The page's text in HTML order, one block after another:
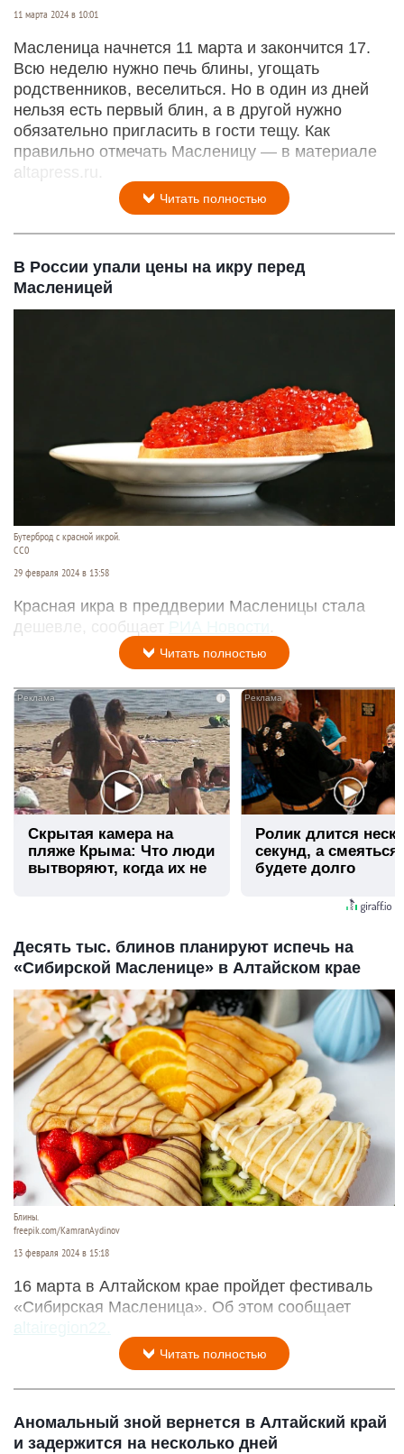
11 марта 2024 в 10:01
Масленица начнется 11 марта и закончится 17.
Всю неделю нужно печь блины, угощать
родственников, веселиться. Но в один из дней
нельзя есть первый блин, а в другой нужно
обязательно пригласить в гости тещу. Как
правильно отмечать Масленицу — в материале
altapress.ru.
Читать полностью
В России упали цены на икру перед
Масленицей
Бутерброд с красной икрой.
СС0
29 февраля 2024 в 13:58
Красная икра в преддверии Масленицы стала
дешевле, сообщает РИА Новости
Читать полностью
i
Скрытая камера на
пляже Крыма: Что люди
вытворяют, когда их не
Ролик длится
секунд, а
будете долго
Десять тыс. блинов планируют испечь на
«Сибирской Масленице» в Алтайском крае
Блины.
freepik.com/KamranAydinov
13 февраля 2024 в 15:18
16 марта в Алтайском крае пройдет фестиваль
«Сибирская Масленица». Об этом сообщает
altairegion22.
Читать полностью
Аномальный зной вернется в Алтайский край
и задержится на несколько дней